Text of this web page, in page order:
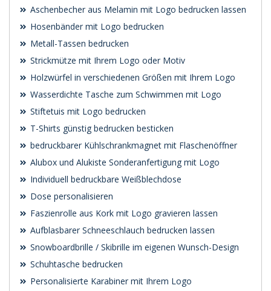
Aschenbecher aus Melamin mit Logo bedrucken lassen
Hosenbänder mit Logo bedrucken
Metall-Tassen bedrucken
Strickmütze mit Ihrem Logo oder Motiv
Holzwürfel in verschiedenen Größen mit Ihrem Logo
Wasserdichte Tasche zum Schwimmen mit Logo
Stiftetuis mit Logo bedrucken
T-Shirts günstig bedrucken besticken
bedruckbarer Kühlschrankmagnet mit Flaschenöffner
Alubox und Alukiste Sonderanfertigung mit Logo
Individuell bedruckbare Weißblechdose
Dose personalisieren
Faszienrolle aus Kork mit Logo gravieren lassen
Aufblasbarer Schneeschlauch bedrucken lassen
Snowboardbrille / Skibrille im eigenen Wunsch-Design
Schuhtasche bedrucken
Personalisierte Karabiner mit Ihrem Logo